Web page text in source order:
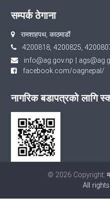
सम्पर्क ठेगाना
रामशाहपथ, काठमाडौं
4200818, 4200825,
info@ag.gov.np
facebook.com/oagnepal/
नागरिक बडापत्रको लागि
© 2026 Copyright:
All